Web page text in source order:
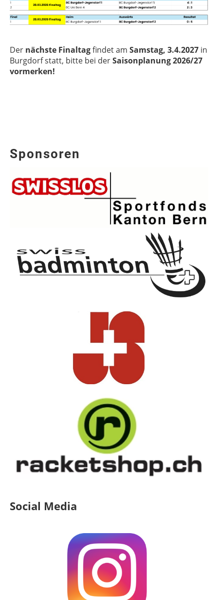
Der nächste Finaltagfindet am Samstag, 3.4.2027 in
Burgdorf statt, bitte bei derSaisonplanung 2026/27
vormerken!
Sponsoren
Social Media